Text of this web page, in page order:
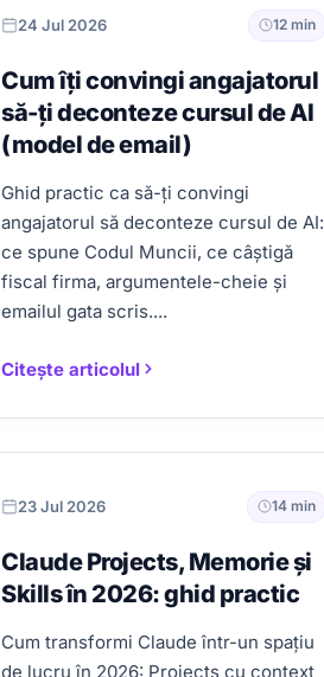
24 Jul 2026 12 min
Cum îți convingi angajatorul
să-ți deconteze cursul de AI
(model de email)
Ghid practic ca să-ți convingi
angajatorul să deconteze cursul de AI:
ce spune Codul Muncii, ce câștigă
fiscal firma, argumentele-cheie și
emailul gata scris....
Citește articolul
23 Jul 2026 14 min
Claude Projects, Memorie și
Skills în 2026: ghid practic
Cum transformi Claude într-un spațiu
de lucru în 2026: Projects cu context